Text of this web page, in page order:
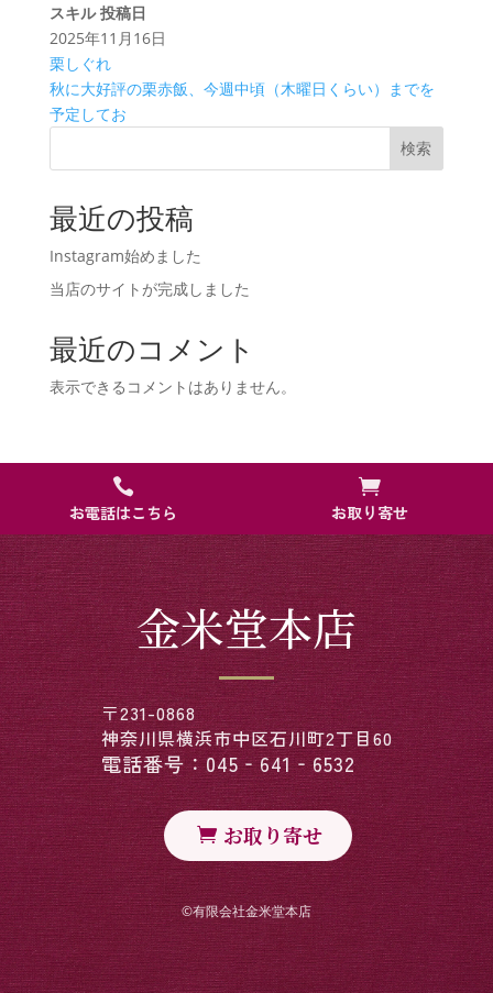
スキル 投稿日
2025年11月16日
栗しぐれ
秋に大好評の栗赤飯、今週中頃（木曜日くらい）までを
予定してお
検索
最近の投稿
Instagram始めました
当店のサイトが完成しました
最近のコメント
表示できるコメントはありません。

お電話はこちら

お取り寄せ
金米堂本店
〒231-0868
神奈川県横浜市中区石川町2丁目60
電話番号：045‐641‐6532
お取り寄せ
©︎有限会社金米堂本店